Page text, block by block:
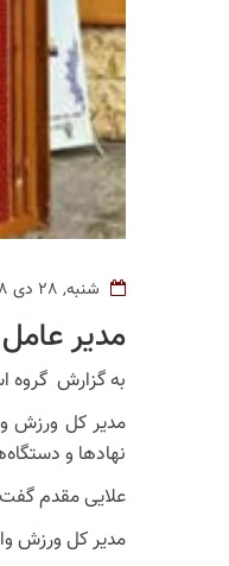
شنبه, 28 دی 1398
مدیر
به گزارش گروه استان
مدیر کل ورزش
نهاد‌ها و
علایی مقدم گفت: ۳۱هزار نفر از جمعیت استان را جوانان تشکیل می‌دهند و لازم است از استعداد آنان بهره گیری و آنان را
مدیر کل ورزش وامور جوانان استان